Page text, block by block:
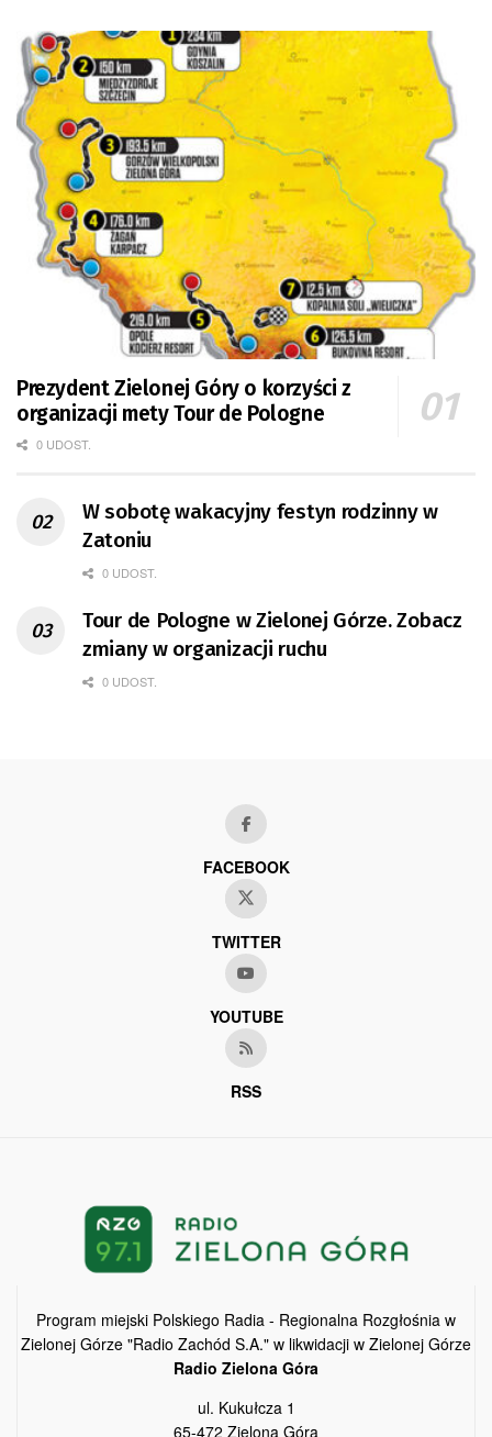
Prezydent Zielonej Góry o korzyści z
organizacji mety Tour de Pologne
0 UDOST.
W sobotę wakacyjny festyn rodzinny w
Zatoniu
0 UDOST.
Tour de Pologne w Zielonej Górze. Zobacz
zmiany w organizacji ruchu
0 UDOST.
FACEBOOK
TWITTER
YOUTUBE
RSS
Program miejski Polskiego Radia - Regionalna Rozgłośnia w
Zielonej Górze "Radio Zachód S.A." w likwidacji w Zielonej Górze
Radio Zielona Góra
ul. Kukułcza 1
65-472 Zielona Góra